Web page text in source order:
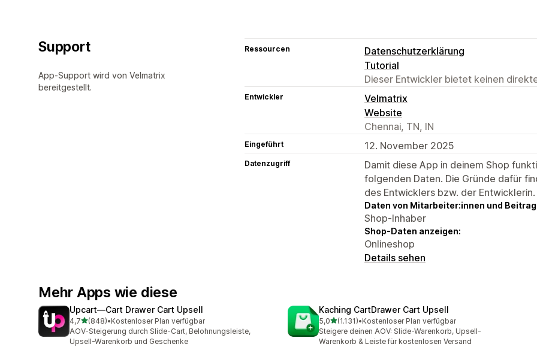
Support
App-Support wird von Velmatrix
bereitgestellt.
Ressourcen
Datenschutzerklärung
Tutorial
Dieser Entwickler bietet keinen
Entwickler
Velmatrix
Website
Chennai, TN, IN
Eingeführt 12. November 2025
Datenzugriff
Damit diese App in deinem Shop
folgenden Daten. Die Gründe dafür
des Entwicklers bzw. der Entwicklerin.
Daten von Mitarbeiter:innen und
Shop-Inhaber
Shop-Daten anzeigen:
Onlineshop
Details sehen
Mehr Apps wie diese
Upcart—Cart Drawer Cart Upsell
4,7von 5 Sternen
(848)
848 Rezensionen insgesamt
•Kostenloser Plan verfügbar
AOV-Steigerung durch Slide-Cart, Belohnungsleiste,
Upsell-Warenkorb und Geschenke
Kaching CartDrawer Cart Upsell
5,0von 5 Sternen
(1.131)
1131 Rezensionen insgesamt
•Kostenloser Plan verfügbar
Steigere deinen AOV: Slide-Warenkorb, Upsell-
Warenkorb & Leiste für kostenlosen Versand